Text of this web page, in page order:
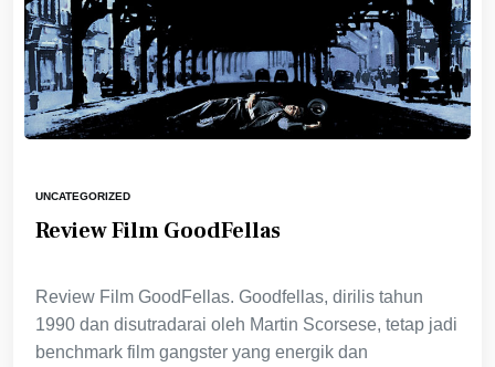
UNCATEGORIZED
Review Film GoodFellas
Review Film GoodFellas. Goodfellas, dirilis tahun
1990 dan disutradarai oleh Martin Scorsese, tetap jadi
benchmark film gangster yang energik dan